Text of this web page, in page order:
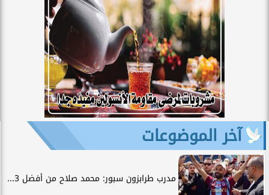
آخر الموضوعات
مدرب طرابزون سبور: محمد صلاح من أفضل 3...